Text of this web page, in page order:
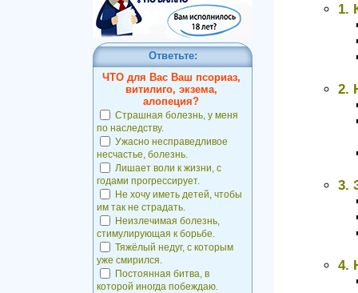
Ответьте:
ЧТО для Вас Ваш псориаз,
витилиго, экзема,
алопеция?
Страшная болезнь, у меня
по наследству.
Ужасно несправедливое
несчастье, болезнь.
Лишает воли к жизни, с
годами прогрессирует.
Не хочу иметь детей, чтобы
им так не страдать.
Неизлечимая болезнь,
стимулирующая к борьбе.
Тяжёлый недуг, с которым
уже смирился.
Постоянная битва, в
которой иногда побеждаю.
1.
2.
3.
4.